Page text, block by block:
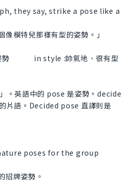
they say, strike a pose like a
模特兒那樣有型的姿勢。」
姿勢 in style :帥氣地、很有型
。英語中的 pose 是姿勢。decide
片語。Decided pose 直譯則是
poses for the group
招牌姿勢。